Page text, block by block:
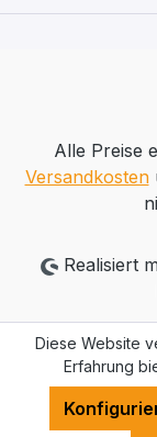
Alle Preise
Versandkosten
Realisiert
Diese Website
Erfahrung